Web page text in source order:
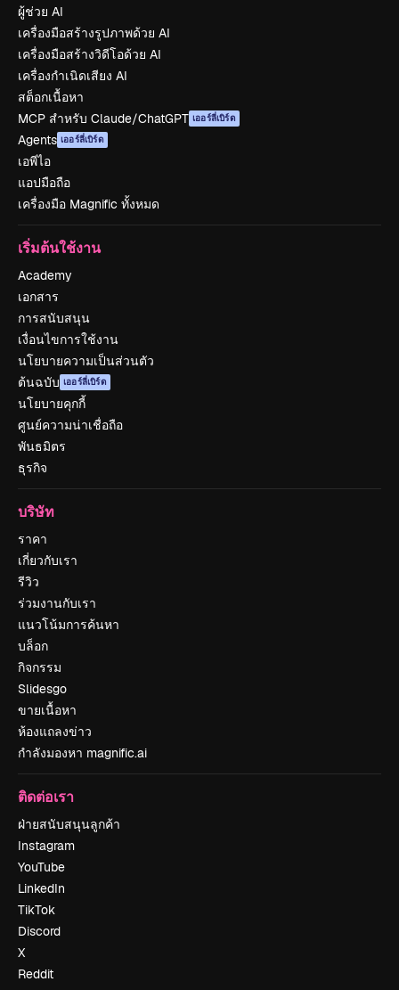
ผู้ช่วย AI
เครื่องมือสร้างรูปภาพด้วย AI
เครื่องมือสร้างวิดีโอด้วย AI
เครื่องกำเนิดเสียง AI
สต็อกเนื้อหา
MCP สำหรับ Claude/ChatGPT เออร์ลี่เบิร์ด
Agents เออร์ลี่เบิร์ด
เอพีไอ
แอปมือถือ
เครื่องมือ Magnific ทั้งหมด
เริ่มต้นใช้งาน
Academy
เอกสาร
การสนับสนุน
เงื่อนไขการใช้งาน
นโยบายความเป็นส่วนตัว
ต้นฉบับ เออร์ลี่เบิร์ด
นโยบายคุกกี้
ศูนย์ความน่าเชื่อถือ
พันธมิตร
ธุรกิจ
บริษัท
ราคา
เกี่ยวกับเรา
รีวิว
ร่วมงานกับเรา
แนวโน้มการค้นหา
บล็อก
กิจกรรม
Slidesgo
ขายเนื้อหา
ห้องแถลงข่าว
กำลังมองหา magnific.ai
ติดต่อเรา
ฝ่ายสนับสนุนลูกค้า
Instagram
YouTube
LinkedIn
TikTok
Discord
X
Reddit